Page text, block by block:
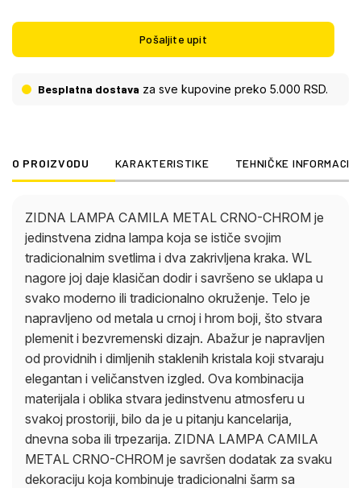
plemenit i bezvremenski dizajn. Abažur je
napravljen od providnih i dimljenih staklenih kristala
kombinacija materijala i oblika stvara jedinstvenu
za svaku dekoraciju koja kombinuje tradicionalni
šarm sa modernim elementima.
Pošaljite upit
Besplatna dostava za sve kupovine preko 5.000 RSD.
O PROIZVODU KARAKTERISTIKE TEHNIČKE
ZIDNA LAMPA CAMILA METAL CRNO-CHROM je
jedinstvena zidna lampa koja se ističe svojim
tradicionalnim svetlima i dva zakrivljena kraka. WL
nagore joj daje klasičan dodir i savršeno se uklapa u
svako moderno ili tradicionalno okruženje. Telo je
napravljeno od metala u crnoj i hrom boji, što stvara
plemenit i bezvremenski dizajn. Abažur je napravljen
od providnih i dimljenih staklenih kristala koji stvaraju
elegantan i veličanstven izgled. Ova kombinacija
materijala i oblika stvara jedinstvenu atmosferu u
svakoj prostoriji, bilo da je u pitanju kancelarija,
dnevna soba ili trpezarija. ZIDNA LAMPA CAMILA
METAL CRNO-CHROM je savršen dodatak za svaku
dekoraciju koja kombinuje tradicionalni šarm sa